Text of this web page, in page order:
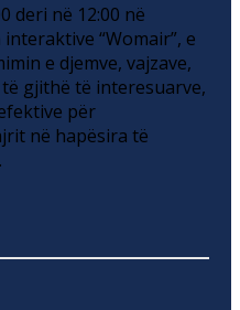
deri në 12:00 në
“Womair”, e
e djemve, vajzave,
gjithë të interesuarve,
për
në hapësira të